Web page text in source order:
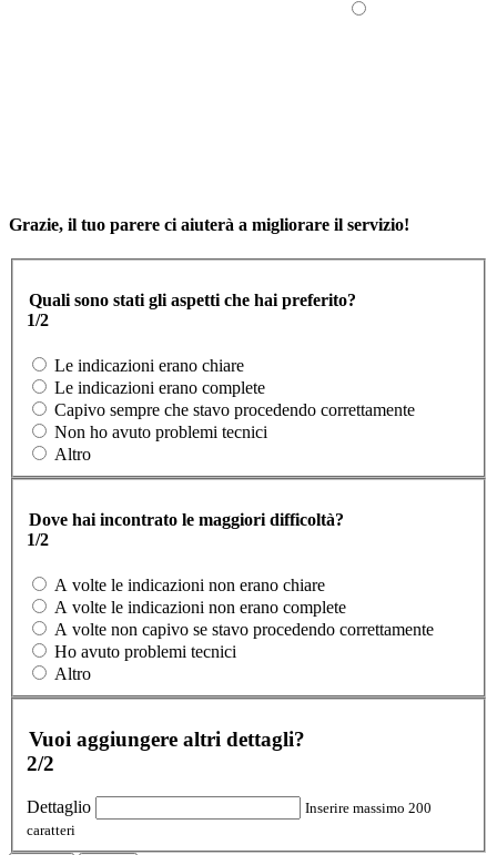
Grazie, il tuo parere ci aiuterà a migliorare il servizio!
Quali sono stati gli aspetti che hai preferito?
1/2
Le indicazioni erano chiare
Le indicazioni erano complete
Capivo sempre che stavo procedendo correttamente
Non ho avuto problemi tecnici
Altro
Dove hai incontrato le maggiori difficoltà?
1/2
A volte le indicazioni non erano chiare
A volte le indicazioni non erano complete
A volte non capivo se stavo procedendo correttamente
Ho avuto problemi tecnici
Altro
Vuoi aggiungere altri dettagli?
2/2
Dettaglio
Inserire massimo 200
caratteri